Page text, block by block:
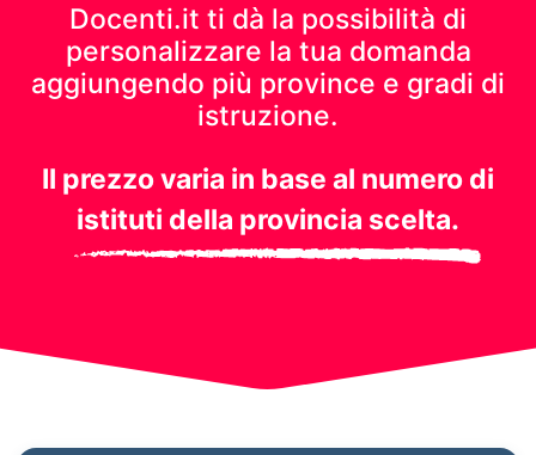
Docenti.it ti dà la possibilità di
personalizzare la tua domanda
aggiungendo più province e gradi di
istruzione.
Il prezzo varia in base al numero di
istituti della provincia scelta.